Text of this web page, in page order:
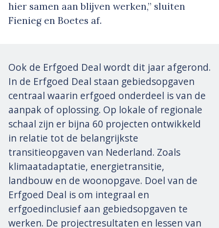
hier samen aan blijven werken,” sluiten
Fienieg en Boetes af.
Ook de Erfgoed Deal wordt dit jaar afgerond.
In de Erfgoed Deal staan gebiedsopgaven
centraal waarin erfgoed onderdeel is van de
aanpak of oplossing. Op lokale of regionale
schaal zijn er bijna 60 projecten ontwikkeld
in relatie tot de belangrijkste
transitieopgaven van Nederland. Zoals
klimaatadaptatie, energietransitie,
landbouw en de woonopgave. Doel van de
Erfgoed Deal is om integraal en
erfgoedinclusief aan gebiedsopgaven te
werken. De projectresultaten en lessen van